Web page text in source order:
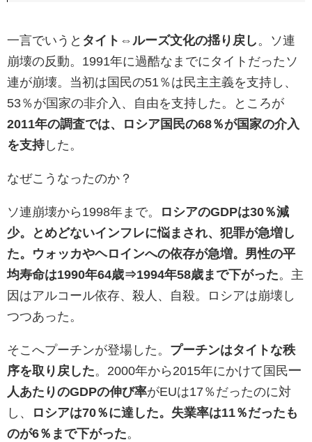
一言でいうと タイト⇔ルーズ文化の揺り戻し。ソ連
崩壊の反動。1991年に過酷なまでにタイトだったソ
連が崩壊。当初は国民の51％は民主主義を支持し、
53％が国家の非介入、自由を支持した。ところが
2011年の調査では、ロシア国民の68％が国家の介入
を支持した。
なぜこうなったのか？
ソ連崩壊から1998年まで。
ロシアのGDPは30％減
少。とめどないインフレに悩まされ、犯罪が急増し
た。ウォッカやヘロインへの依存が急増。男性の平
均寿命は1990年64歳⇒1994年58歳まで下がった。主
因はアルコール依存、殺人、自殺。ロシアは崩壊し
つつあった。
そこへプーチンが登場した。 プーチンはタイトな秩
序を取り戻した。2000年から2015年にかけて国民一
人あたりのGDPの伸び率がEUは17％だったのに対
し、
ロシアは70％に達した。失業率は11％だったも
のが6％まで下がった。